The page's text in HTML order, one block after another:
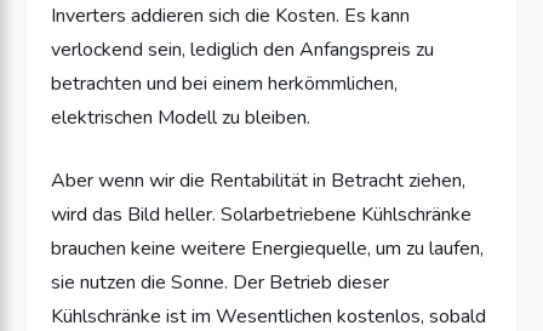
Inverters addieren sich die Kosten. Es kann
verlockend sein, lediglich den Anfangspreis zu
betrachten und bei einem herkömmlichen,
elektrischen Modell zu bleiben.
Aber wenn wir die Rentabilität in Betracht ziehen,
wird das Bild heller. Solarbetriebene Kühlschränke
brauchen keine weitere Energiequelle, um zu laufen,
sie nutzen die Sonne. Der Betrieb dieser
Kühlschränke ist im Wesentlichen kostenlos, sobald